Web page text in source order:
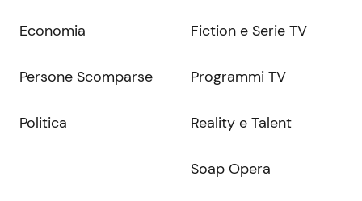
Economia
Persone Scomparse
Politica
Fiction e Serie TV
Programmi TV
Reality e Talent
Soap Opera